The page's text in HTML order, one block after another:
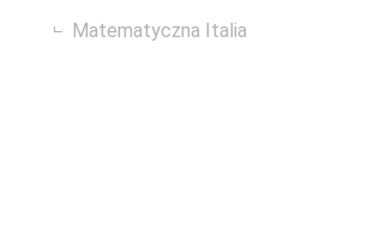
Matematyczna Italia